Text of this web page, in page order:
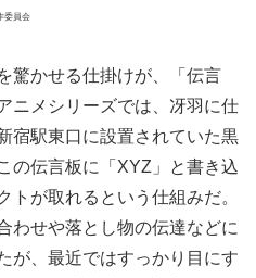
委員会
驚かせる仕掛けが、「伝言
ニメシリーズでは、冴羽に仕
宿駅東口に設置されていた黒
の伝言板に「XYZ」と書き込
トが取れるという仕組みだ。
わせや落とし物の伝達などに
が、最近ではすっかり目にす